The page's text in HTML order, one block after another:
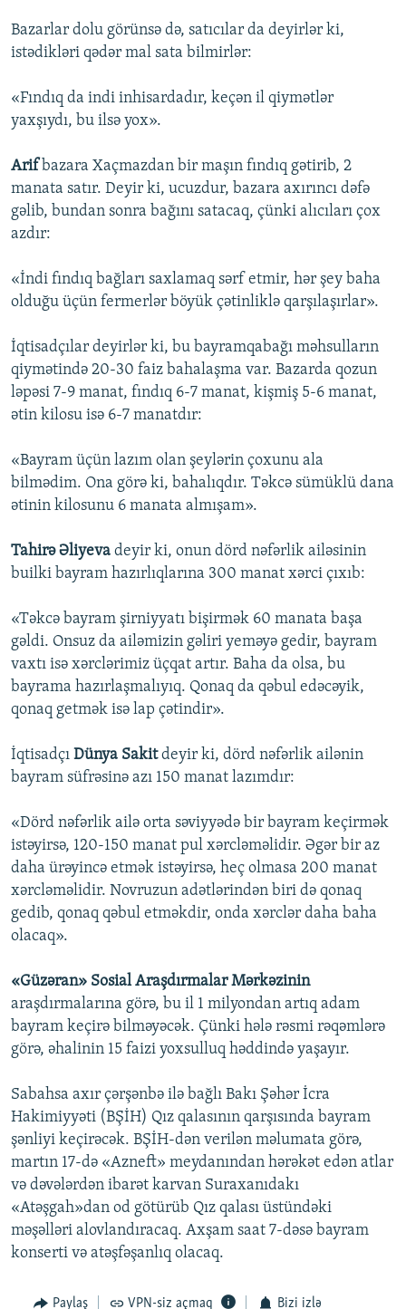
Bazarlar dolu görünsə də, satıcılar da deyirlər ki,
istədikləri qədər mal sata bilmirlər:
«Fındıq da indi inhisardadır, keçən il qiymətlər
yaxşıydı, bu ilsə yox».
Arifbazara Xaçmazdan bir maşın fındıq gətirib, 2
manata satır. Deyir ki, ucuzdur, bazara axırıncı dəfə
gəlib, bundan sonra bağını satacaq, çünki alıcıları çox
azdır:
«İndi fındıq bağları saxlamaq sərf etmir, hər şey baha
olduğu üçün fermerlər böyük çətinliklə qarşılaşırlar».
İqtisadçılar deyirlər ki, bu bayramqabağı məhsulların
qiymətində 20-30 faiz bahalaşma var. Bazarda qozun
ləpəsi 7-9 manat, fındıq 6-7 manat, kişmiş 5-6 manat,
ətin kilosu isə 6-7 manatdır:
«Bayram üçün lazım olan şeylərin çoxunu ala
bilmədim. Ona görə ki, bahalıqdır. Təkcə sümüklü dana
ətinin kilosunu 6 manata almışam».
Tahirə Əliyeva deyir ki, onun dörd nəfərlik ailəsinin
builki bayram hazırlıqlarına 300 manat xərci çıxıb:
«Təkcə bayram şirniyyatı bişirmək 60 manata başa
gəldi. Onsuz da ailəmizin gəliri yeməyə gedir, bayram
vaxtı isə xərclərimiz üçqat artır. Baha da olsa, bu
bayrama hazırlaşmalıyıq. Qonaq da qəbul edəcəyik,
qonaq getmək isə lap çətindir».
İqtisadçı Dünya Sakitdeyir ki, dörd nəfərlik ailənin
bayram süfrəsinə azı 150 manat lazımdır:
«Dörd nəfərlik ailə orta səviyyədə bir bayram keçirmək
istəyirsə, 120-150 manat pul xərcləməlidir. Əgər bir az
daha ürəyincə etmək istəyirsə, heç olmasa 200 manat
xərcləməlidir. Novruzun adətlərindən biri də qonaq
gedib, qonaq qəbul etməkdir, onda xərclər daha baha
olacaq».
«Güzəran» Sosial Araşdırmalar Mərkəzinin
araşdırmalarına görə, bu il 1 milyondan artıq adam
bayram keçirə bilməyəcək. Çünki hələ rəsmi rəqəmlərə
görə, əhalinin 15 faizi yoxsulluq həddində yaşayır.
Sabahsa axır çərşənbə ilə bağlı Bakı Şəhər İcra
Hakimiyyəti (BŞİH) Qız qalasının qarşısında bayram
şənliyi keçirəcək. BŞİH-dən verilən məlumata görə,
martın 17-də «Azneft» meydanından hərəkət edən atlar
və dəvələrdən ibarət karvan Suraxanıdakı
«Atəşgah»dan od götürüb Qız qalası üstündəki
məşəlləri alovlandıracaq. Axşam saat 7-dəsə bayram
konserti və atəşfəşanlıq olacaq.
Paylaş VPN-siz açmaq Bizi izlə